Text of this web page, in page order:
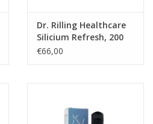
Dr. Rilling Healthcare
Silicium Refresh, 200
ml, 3-pack
€66,00